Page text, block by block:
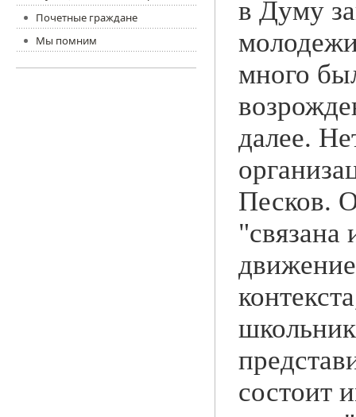
Почетные граждане
Мы помним
в Думу
много
далее.
Песков.
состоит